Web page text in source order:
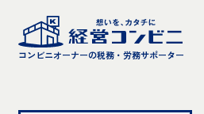
コンビニオーナーの税務・労務サポーター